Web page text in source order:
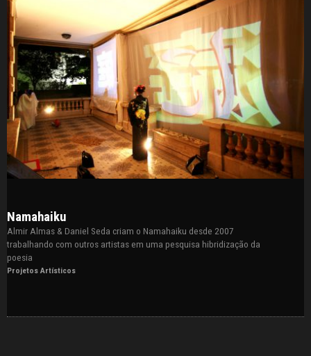
Namahaiku
Almir Almas & Daniel Seda criam o Namahaiku desde 2007
trabalhando com outros artistas em uma pesquisa hibridização da
poesia
Projetos Artísticos